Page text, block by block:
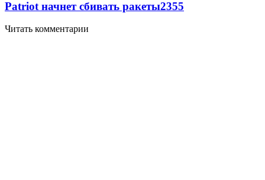
Patriot начнет сбивать ракеты2355
Читать комментарии